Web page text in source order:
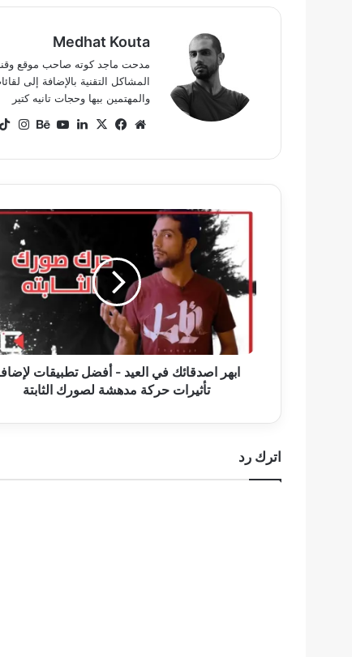
Medhat Kouta
المشاكل التقنية بالإضافة إلى
والمهتمين بيها وحجات تانيه كتير
موقعفيسبوك
‫X لينكدإن‫YouTube
بيهانس
ابهر
اصدقائك
العيد
-
أفضل
تطبيقات
لإضافة
تأثيرات
حركة
الثابتة
ابهر اصدقائك في العيد - أفضل تطبيقات
تأثيرات حركة مدهشة لصورك الثابتة
اترك رد